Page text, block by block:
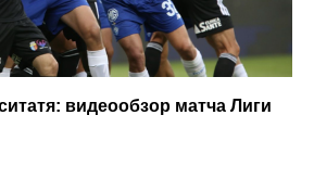
видеообзор матча Лиги